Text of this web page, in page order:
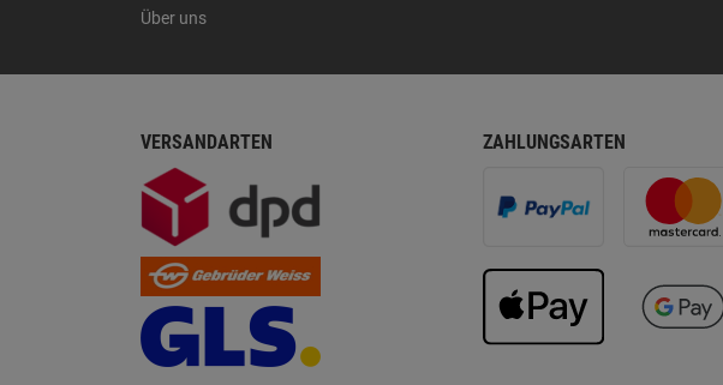
Über uns
VERSANDARTEN ZAHLUNGSARTEN